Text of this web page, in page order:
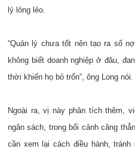
lý lỏng lẻo.
“Quản lý chưa tốt nên tạo ra số
không biết doanh nghiệp ở đâu,
thời khiến họ bỏ trốn”, ông Long nói.
Ngoài ra, vị này phân tích thêm,
ngân sách, trong bối cảnh căng
cần xem lại cách điều hành,